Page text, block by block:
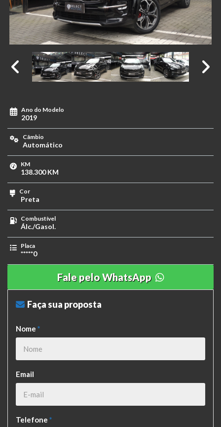
Ano do Modelo
2019
Câmbio
Automático
KM
138.300 KM
Cor
Preta
Combustível
Álc./Gasol.
Placa
*****0
Fale pelo WhatsApp
Faça sua proposta
Nome *
Email
Telefone *